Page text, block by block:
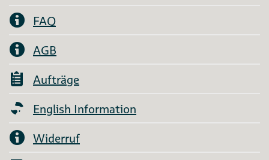
FAQ
AGB
Aufträge
English Information
Widerruf